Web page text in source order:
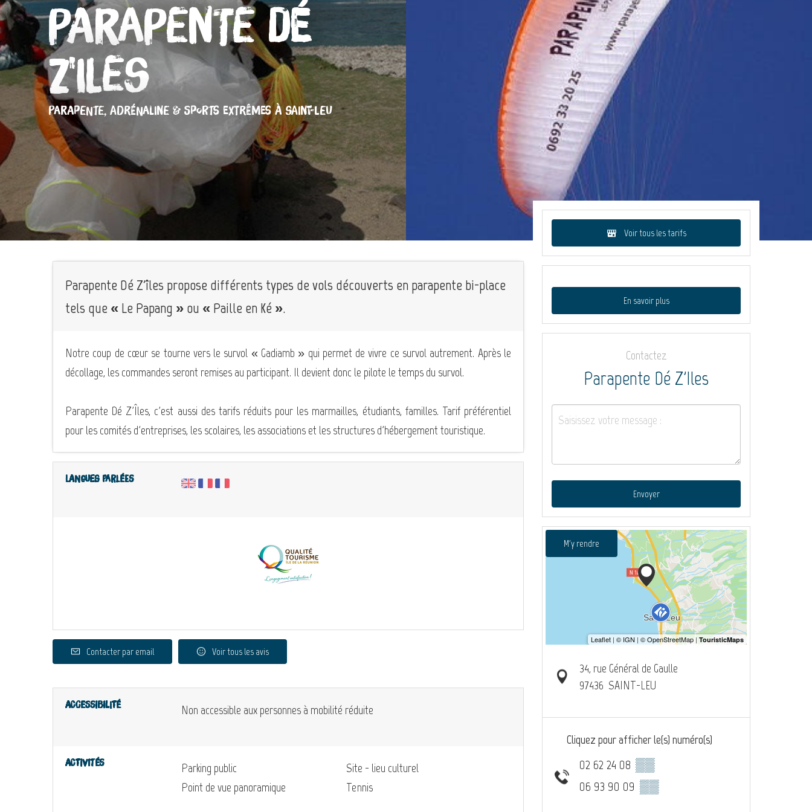
Parapente Dé
Z'Iles
PARAPENTE, ADRÉNALINE & SPORTS EXTRÊMES À SAINT-LEU
Parapente Dé Z'îles propose différents types de vols découverts en parapente bi-place
tels que « Le Papang » ou « Paille en Ké ».
Notre coup de cœur se tourne vers le survol « Gadiamb » qui permet de vivre ce survol autrement. Après le
décollage, les commandes seront remises au participant. Il devient donc le pilote le temps du survol.
Parapente Dé Z'Îles, c'est aussi des tarifs réduits pour les marmailles, étudiants, familles. Tarif préférentiel
pour les comités d'entreprises, les scolaires, les associations et les structures d'hébergement touristique.
Langues parlées
Contacter par email Voir tous les avis
Accessibilité Non accessible aux personnes à mobilité réduite
Activités
Parking public
Point de vue panoramique
Site - lieu culturel
Tennis
Voir tous les tarifs
En savoir plus
Contactez
Parapente Dé Z'Iles
Envoyer
M'y rendre
34, rue Général de Gaulle
97436 SAINT-LEU
Cliquez pour afficher le(s) numéro(s)
02 62 24 08 ▒▒
06 93 90 09 ▒▒